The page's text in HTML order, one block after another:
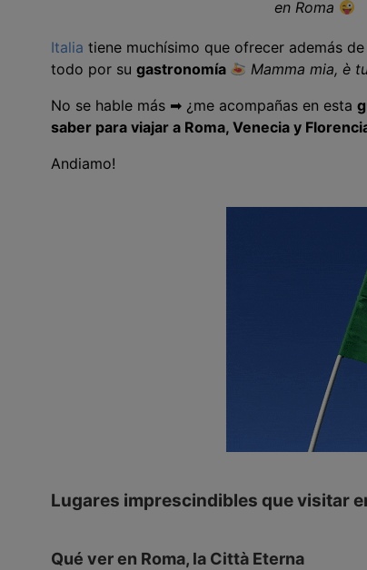
en Roma
Italia tiene muchísimo que ofrecer además de
todo por su gastronomía Mamma mia, è
No se hable más ➡ ¿me acompañas en esta
saber para viajar a Roma, Venecia y
Andiamo!
Lugares imprescindibles que visitar
Qué ver en Roma, la Città Eterna